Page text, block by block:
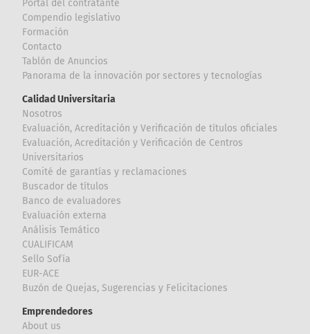
Portal del contratante
Compendio legislativo
Formación
Contacto
Tablón de Anuncios
Panorama de la innovación por sectores y tecnologías
Calidad Universitaria
Nosotros
Evaluación, Acreditación y Verificación de títulos oficiales
Evaluación, Acreditación y Verificación de Centros
Universitarios
Comité de garantías y reclamaciones
Buscador de títulos
Banco de evaluadores
Evaluación externa
Análisis Temático
CUALIFICAM
Sello Sofía
EUR-ACE
Buzón de Quejas, Sugerencias y Felicitaciones
Emprendedores
About us